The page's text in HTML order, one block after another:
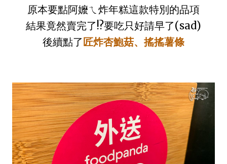
原本要點阿嬤ㄟ炸年糕這款特別的品項
結果竟然賣完了!?要吃只好請早了(sad)
後續點了匠炸杏鮑菇、搖搖薯條